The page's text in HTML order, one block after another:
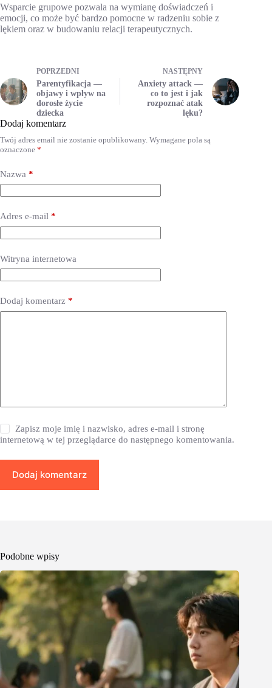
Wsparcie grupowe pozwala na wymianę doświadczeń i
emocji, co może być bardzo pomocne w radzeniu sobie z
lękiem oraz w budowaniu relacji terapeutycznych.
POPRZEDNI
Parentyfikacja —
objawy i wpływ na
dorosłe życie
dziecka
NASTĘPNY
Anxiety attack —
co to jest i jak
rozpoznać atak
lęku?
Dodaj komentarz
Twój adres email nie zostanie opublikowany. Wymagane pola są
oznaczone *
Nazwa *
Adres e-mail *
Witryna internetowa
Dodaj komentarz *
Zapisz moje imię i nazwisko, adres e-mail i stronę
internetową w tej przeglądarce do następnego komentowania.
Dodaj komentarz
Podobne wpisy